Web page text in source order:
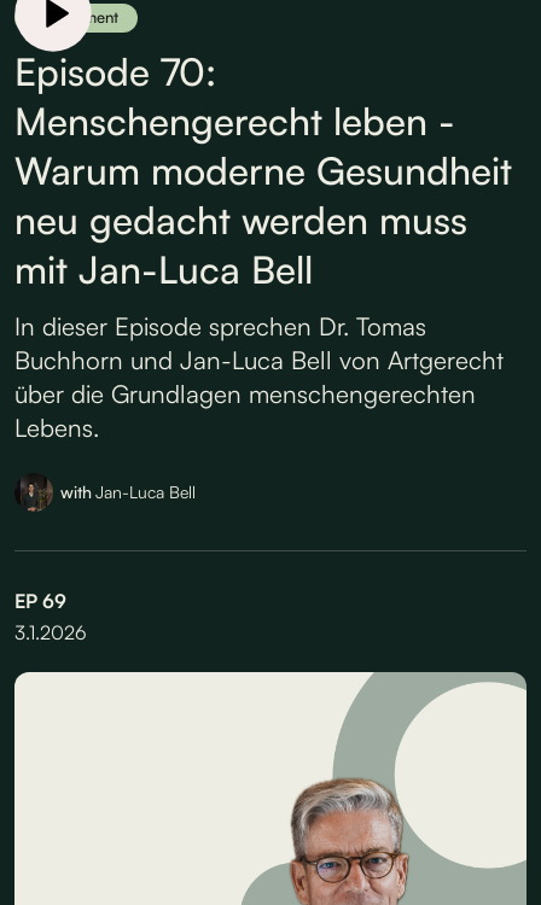
Supplement
Episode 70:
Menschengerecht leben -
Warum moderne Gesundheit
neu gedacht werden muss
mit Jan-Luca Bell
In dieser Episode sprechen Dr. Tomas
Buchhorn und Jan-Luca Bell von Artgerecht
über die Grundlagen menschengerechten
Lebens.
withJan-Luca Bell
EP 69
3.1.2026